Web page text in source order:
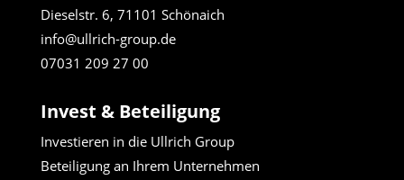
Dieselstr. 6, 71101 Schönaich
info@ullrich-group.de
07031 209 27 00
Invest & Beteiligung
Investieren in die Ullrich Group
Beteiligung an Ihrem Unternehmen